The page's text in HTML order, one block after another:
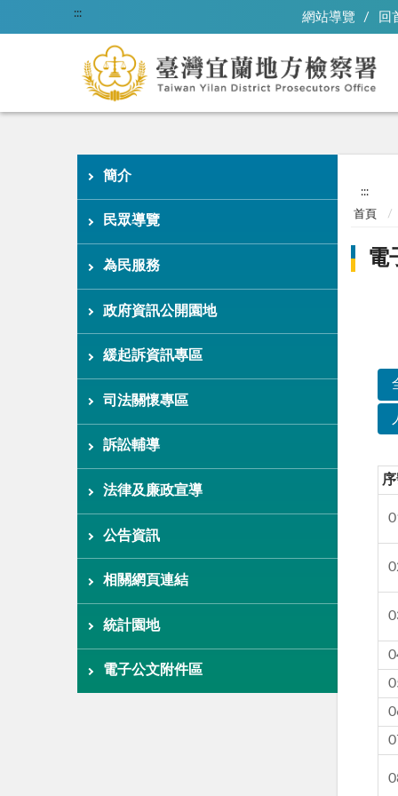
::: 網站導覽 回
簡介
民眾導覽
為民服務
政府資訊公開園地
緩起訴資訊專區
司法關懷專區
訴訟輔導
法律及廉政宣導
公告資訊
相關網頁連結
統計園地
電子公文附件區
:::
首頁
電